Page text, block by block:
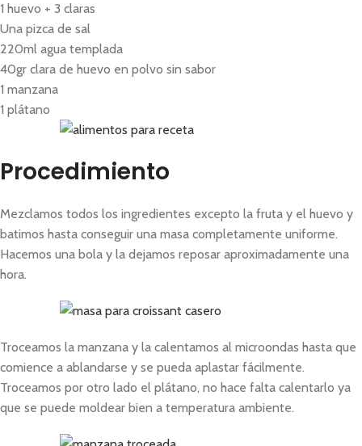
1 huevo + 3 claras
Una pizca de sal
220ml agua templada
40gr clara de huevo en polvo sin sabor
1 manzana
1 plátano
Procedimiento
Mezclamos todos los ingredientes excepto la fruta y el huevo y
batimos hasta conseguir una masa completamente uniforme.
Hacemos una bola y la dejamos reposar aproximadamente una
hora.
Troceamos la manzana y la calentamos al microondas hasta que
comience a ablandarse y se pueda aplastar fácilmente.
Troceamos por otro lado el plátano, no hace falta calentarlo ya
que se puede moldear bien a temperatura ambiente.